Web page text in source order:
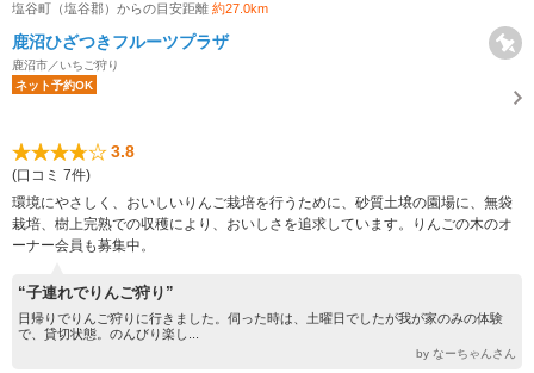
塩谷町（塩谷郡）からの目安距離 約27.0km
鹿沼ひざつきフルーツプラザ
鹿沼市／いちご狩り
ネット予約OK
3.8
(口コミ 7件)
環境にやさしく、おいしいりんご栽培を行うために、砂質土壌の園場に、無袋
栽培、樹上完熟での収穫により、おいしさを追求しています。りんごの木のオ
ーナー会員も募集中。
“子連れでりんご狩り”
日帰りでりんご狩りに行きました。伺った時は、土曜日でしたが我が家のみの体験
で、貸切状態。のんびり楽し...
by なーちゃんさん